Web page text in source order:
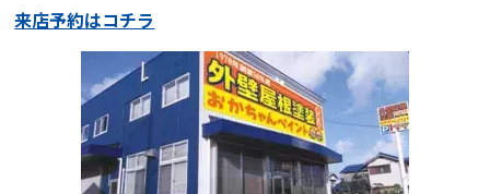
来店予約はコチラ